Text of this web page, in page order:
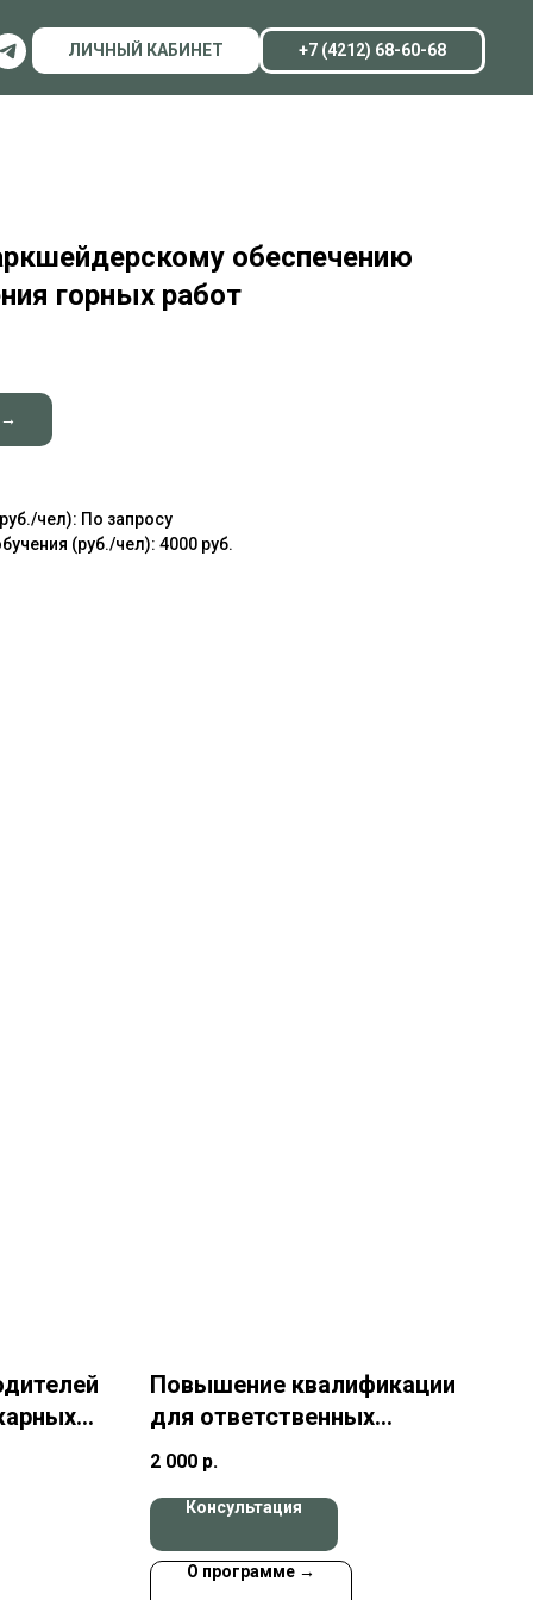
ЛИЧНЫЙ КАБИНЕТ +7 (4212) 68-60-68
обеспечению
горных работ
→
чел): По запросу
(руб./чел): 4000 руб.
Повышение квалификации
для ответственных
должностных лиц,
занимающих должности
главных специалистов
технического и
производственного
2 000 р.
Консультация
О программе →